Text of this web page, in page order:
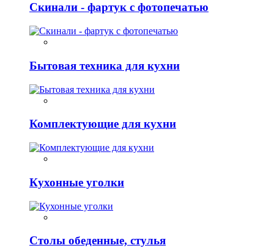
Скинали - фартук с фотопечатью
Бытовая техника для кухни
Комплектующие для кухни
Кухонные уголки
Столы обеденные, стулья